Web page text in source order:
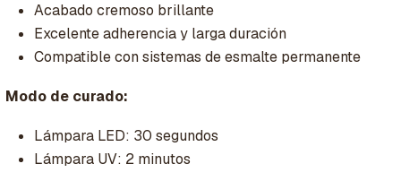
Acabado cremoso brillante
Excelente adherencia y larga duración
Compatible con sistemas de esmalte permanente
Modo de curado:
Lámpara LED: 30 segundos
Lámpara UV: 2 minutos